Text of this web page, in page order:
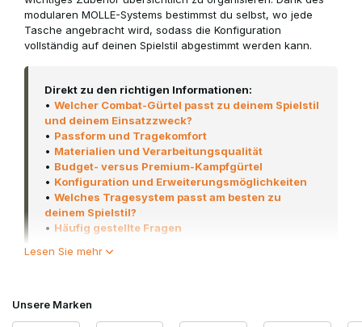
modularen MOLLE-Systems bestimmst du selbst, wo jede
Tasche angebracht wird, sodass die Konfiguration
vollständig auf deinen Spielstil abgestimmt werden kann.
Direkt zu den richtigen Informationen:
• Welcher Combat-Gürtel passt zu deinem Spielstil
und deinem Einsatzzweck?
• Passform und Tragekomfort
• Materialien und Verarbeitungsqualität
• Budget- versus Premium-Kampfgürtel
• Konfiguration und Erweiterungsmöglichkeiten
• Welches Tragesystem passt am besten zu
deinem Spielstil?
• Häufig gestellte Fragen
Kampfgürtel mit einem
Durch die Verlagerung eines Teils der Ausrüstung auf die
Lesen Sie mehr
Unsere Marken